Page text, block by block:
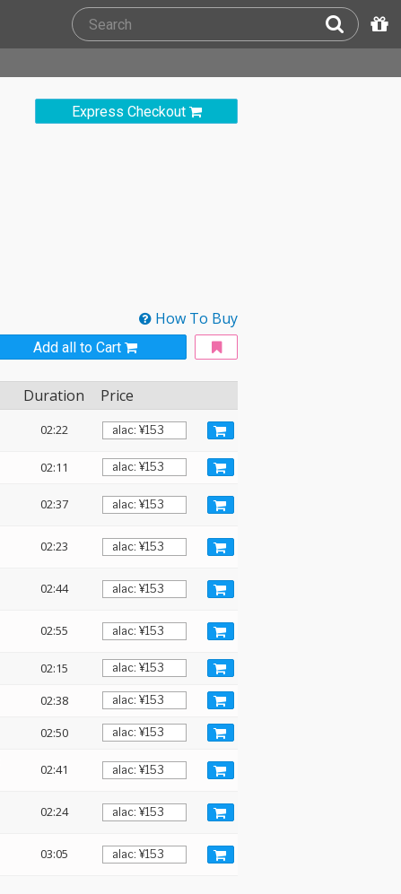
Express Checkout
How To Buy
Add all to Cart
Duration Price
02:22
02:11
02:37
02:23
02:44
02:55
02:15
02:38
02:50
02:41
02:24
03:05